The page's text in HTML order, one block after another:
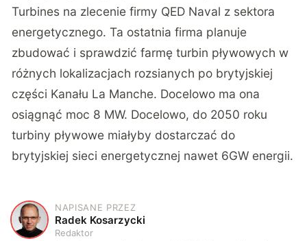
Turbines na zlecenie firmy QED Naval z sektora
energetycznego. Ta ostatnia firma planuje
zbudować i sprawdzić farmę turbin pływowych w
różnych lokalizacjach rozsianych po brytyjskiej
części Kanału La Manche. Docelowo ma ona
osiągnąć moc 8 MW. Docelowo, do 2050 roku
turbiny pływowe miałyby dostarczać do
brytyjskiej sieci energetycznej nawet 6GW energii.
R
NAPISANE PRZEZ
Radek Kosarzycki
Redaktor